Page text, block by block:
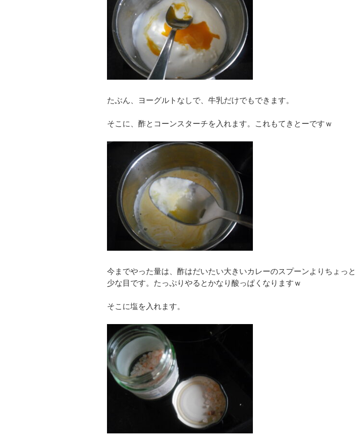
たぶん、ヨーグルトなしで、牛乳だけでもできます。
そこに、酢とコーンスターチを入れます。これもてきとーですｗ
今までやった量は、酢はだいたい大きいカレーのスプーンよりちょっと
少な目です。たっぷりやるとかなり酸っぱくなりますｗ
そこに塩を入れます。